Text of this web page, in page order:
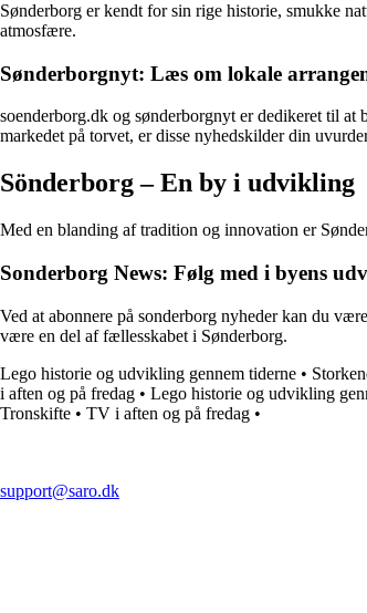
Sønderborg er kendt for sin rige historie, smukke
atmosfære.
Sønderborgnyt: Læs om lokale
soenderborg.dk og sønderborgnyt er dedikeret til at
markedet på torvet, er disse nyhedskilder din
Sönderborg – En by i udvikling
Med en blanding af tradition og innovation er
Sonderborg News: Følg med i byens
Ved at abonnere på sonderborg nyheder kan du
være en del af fællesskabet i Sønderborg.
Lego historie og udvikling gennem tiderne •
i aften og på fredag • Lego historie og udvikling
Tronskifte • TV i aften og på fredag •
support@saro.dk